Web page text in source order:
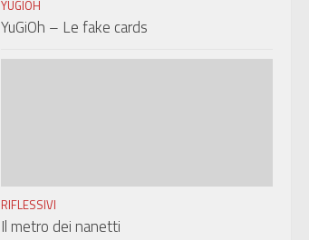
YUGIOH
YuGiOh – Le fake cards
RIFLESSIVI
Il metro dei nanetti